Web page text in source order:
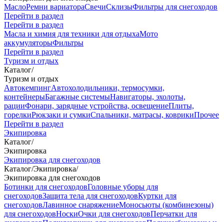
МаслоРемни вариатораСвечиСклизыФильтры для снегоходов
Перейти в раздел
Перейти в раздел
Масла и химия для техники для отдыхаМото
аккумуляторыФильтры
Перейти в раздел
Туризм и отдых
Каталог/
Туризм и отдых
АвтокемпингАвтохолодильники, термосумки,
контейнерыБагажные системыНавигаторы, эхолоты,
рацииФонари, зарядные устройства, освещениеПлиты,
горелкиРюкзаки и сумкиСпальники, матрасы, коврикиПрочее
Перейти в раздел
Экипировка
Каталог/
Экипировка
Экипировка для снегоходов
Каталог/Экипировка/
Экипировка для снегоходов
Ботинки для снегоходовГоловные уборы для
снегоходовЗащита тела для снегоходовКуртки для
снегоходовЛавинное снаряжениеМоносьюты (комбинезоны)
для снегоходовНоскиОчки для снегоходовПерчатки для